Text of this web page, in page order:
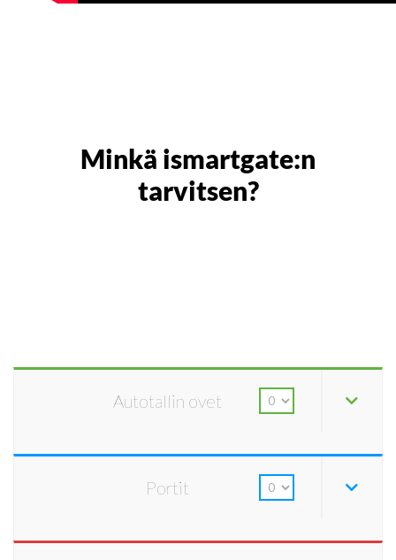
Minkä ismartgate:n
tarvitsen?
Autotallin ovet
Portit